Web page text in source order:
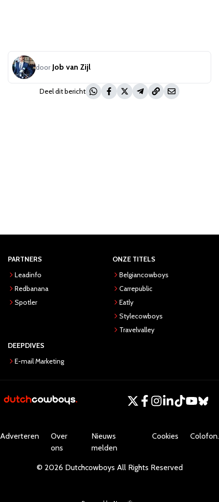
door Job van Zijl
Deel dit bericht
PARTNERS
Leadinfo
Redbanana
Spotler
ONZE TITELS
Belgiancowboys
Carrepublic
Eatly
Stylecowboys
Travelvalley
DEEPDIVES
E-mail Marketing
Adverteren
Over
ons
Nieuws
melden
Cookies Colofon.
© 2026 Dutchcowboys All Rights Reserved